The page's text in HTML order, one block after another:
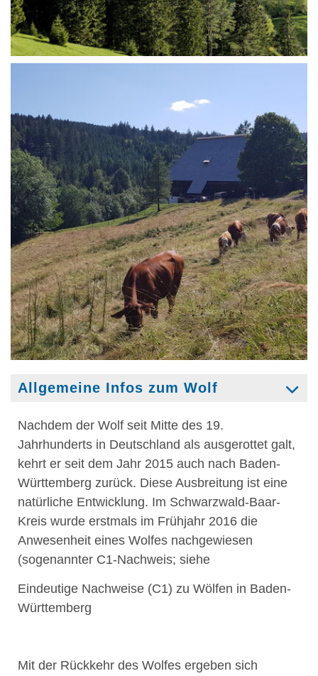
Allgemeine Infos zum Wolf
Nachdem der Wolf seit Mitte des 19.
Jahrhunderts in Deutschland als ausgerottet galt,
kehrt er seit dem Jahr 2015 auch nach Baden-
Württemberg zurück. Diese Ausbreitung ist eine
natürliche Entwicklung. Im Schwarzwald-Baar-
Kreis wurde erstmals im Frühjahr 2016 die
Anwesenheit eines Wolfes nachgewiesen
(sogenannter C1-Nachweis; siehe
Eindeutige Nachweise (C1) zu Wölfen in Baden-
Württemberg
Mit der Rückkehr des Wolfes ergeben sich